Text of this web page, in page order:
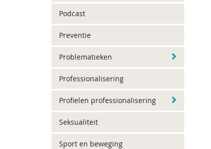
Podcast
Preventie
Problematieken
Professionalisering
Profielen professionalisering
Seksualiteit
Sport en beweging